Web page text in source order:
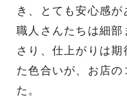
き、とても安心感が
職人さんたちは細
さり、仕上がりは
た色合いが、お店
た。